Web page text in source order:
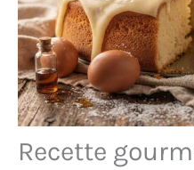
Recette